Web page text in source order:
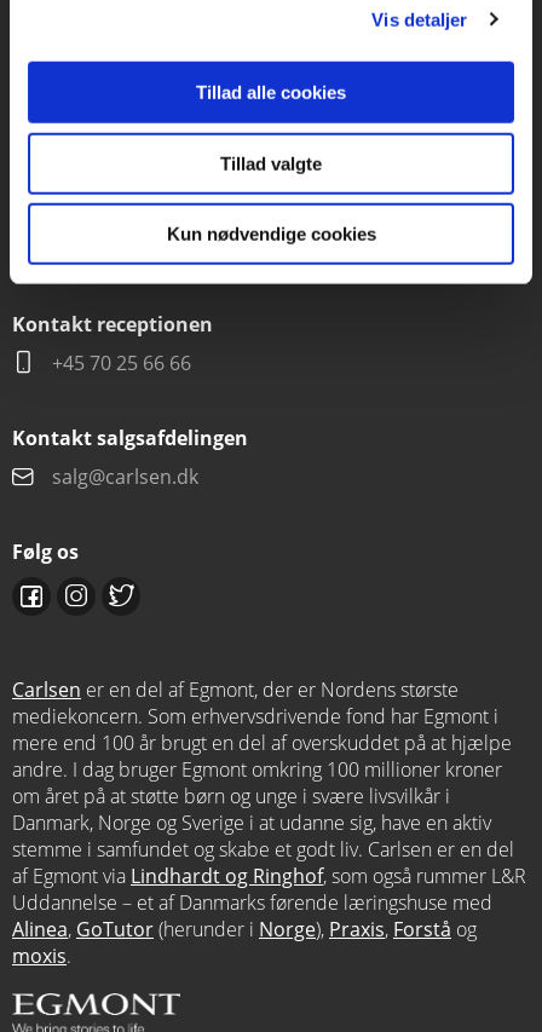
Vis detaljer
Tillad alle cookies
Tillad valgte
Kun nødvendige cookies
Kontakt kundeservice
Mandag-fredag kl. 10-15
+45 70 22 66 69
kundeservice@lrforlag.dk
Kontakt receptionen
+45 70 25 66 66
Kontakt salgsafdelingen
salg@carlsen.dk
Følg os
Carlsen er en del af Egmont, der er Nordens største
mediekoncern. Som erhvervsdrivende fond har Egmont i
mere end 100 år brugt en del af overskuddet på at hjælpe
andre. I dag bruger Egmont omkring 100 millioner kroner
om året på at støtte børn og unge i svære livsvilkår i
Danmark, Norge og Sverige i at udanne sig, have en aktiv
stemme i samfundet og skabe et godt liv. Carlsen er en del
af Egmont via Lindhardt og Ringhof, som også rummer L&R
Uddannelse – et af Danmarks førende læringshuse med
Alinea, GoTutor(herunder i Norge), Praxis, Forstå og
moxis.